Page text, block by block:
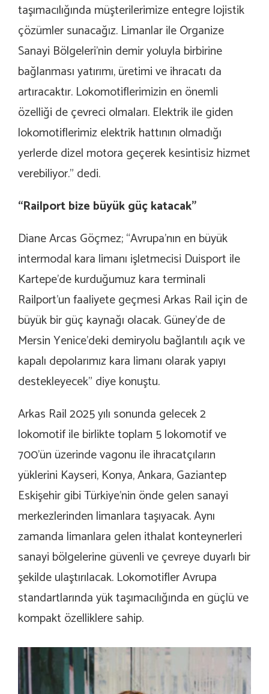
taşımacılığında müşterilerimize entegre lojistik
çözümler sunacağız. Limanlar ile Organize
Sanayi Bölgeleri’nin demir yoluyla birbirine
bağlanması yatırımı, üretimi ve ihracatı da
artıracaktır. Lokomotiflerimizin en önemli
özelliği de çevreci olmaları. Elektrik ile giden
lokomotiflerimiz elektrik hattının olmadığı
yerlerde dizel motora geçerek kesintisiz hizmet
verebiliyor.” dedi.
“Railport bize büyük güç katacak”
Diane Arcas Göçmez; “Avrupa’nın en büyük
intermodal kara limanı işletmecisi Duisport ile
Kartepe’de kurduğumuz kara terminali
Railport’un faaliyete geçmesi Arkas Rail için de
büyük bir güç kaynağı olacak. Güney’de de
Mersin Yenice’deki demiryolu bağlantılı açık ve
kapalı depolarımız kara limanı olarak yapıyı
destekleyecek” diye konuştu.
Arkas Rail 2025 yılı sonunda gelecek 2
lokomotif ile birlikte toplam 5 lokomotif ve
700’ün üzerinde vagonu ile ihracatçıların
yüklerini Kayseri, Konya, Ankara, Gaziantep
Eskişehir gibi Türkiye’nin önde gelen sanayi
merkezlerinden limanlara taşıyacak. Aynı
zamanda limanlara gelen ithalat konteynerleri
sanayi bölgelerine güvenli ve çevreye duyarlı bir
şekilde ulaştırılacak. Lokomotifler Avrupa
standartlarında yük taşımacılığında en güçlü ve
kompakt özelliklere sahip.